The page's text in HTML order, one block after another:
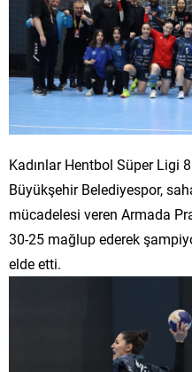
Kadınlar Hentbol Süper Ligi
Büyükşehir Belediyespor,
mücadelesi veren Armada
30-25 mağlup ederek
elde etti.